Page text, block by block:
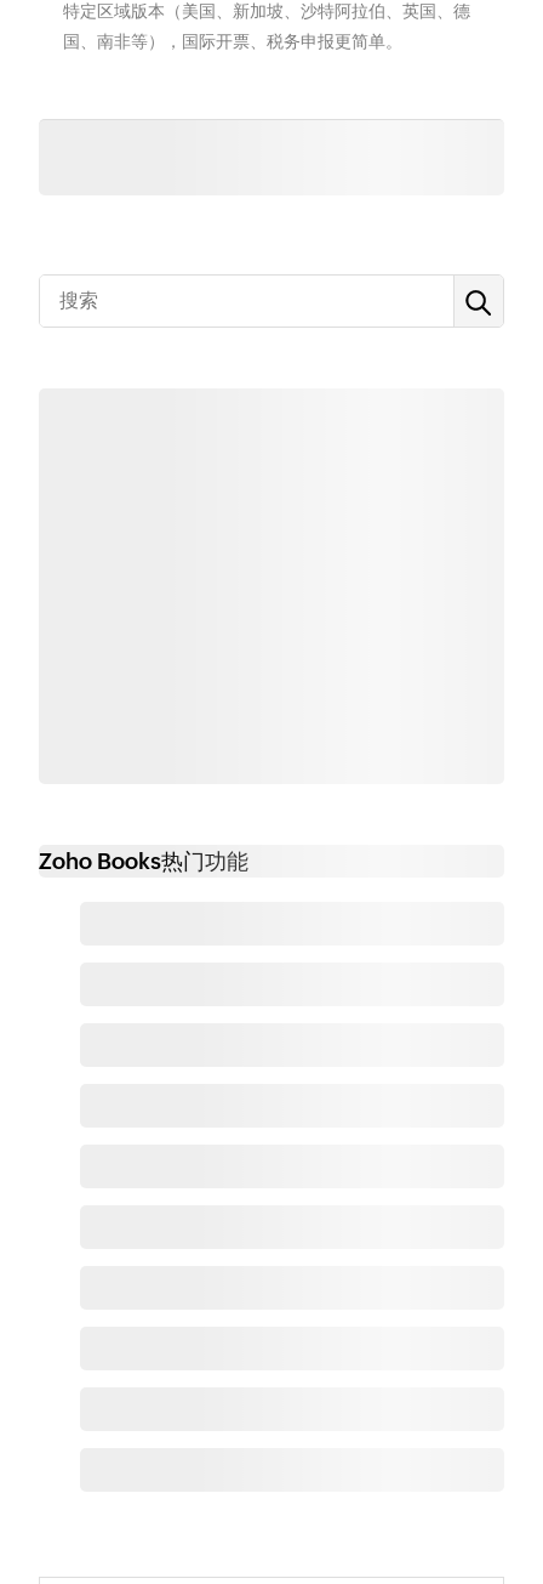
特定区域版本（美国、新加坡、沙特阿拉伯、英国、德
国、南非等），国际开票、税务申报更简单。
Zoho Books热门功能